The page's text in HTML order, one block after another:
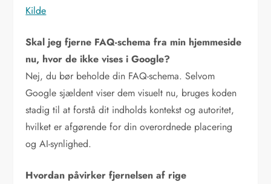
Kilde
Skal jeg fjerne FAQ-schema fra min hjemmeside
nu, hvor de ikke vises i Google?
Nej, du bør beholde din FAQ-schema. Selvom
Google sjældent viser dem visuelt nu, bruges koden
stadig til at forstå dit indholds kontekst og autoritet,
hvilket er afgørende for din overordnede placering
og AI-synlighed.
Hvordan påvirker fjernelsen af rige